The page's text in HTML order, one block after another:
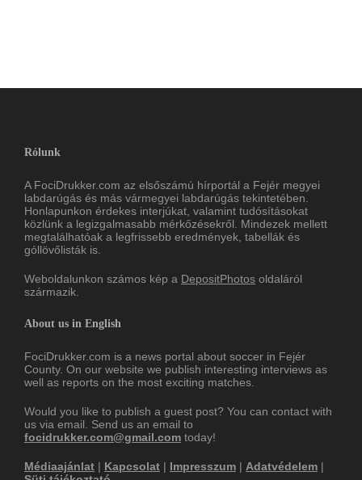
Rólunk
A FociDrukker.com az elsőszámú hírportál a Fejér megyei
labdarúgás és más vármegyei labdarúgás tekintetében.
Honlapunkon érdekes interjúkat, valamint tudósításokat
közlünk a legizgalmasabb mérkőzésekről. Mindezek mellett
megtalálhatóak a legfrissebb eredmények, tabellák és
góllövőlisták is.
Weboldalunkon számos kép a DepositPhotos oldaláról
származik.
About us in English
FociDrukker.com is a news portal about soccer in Fejér
County. On our website we publish interesting interviews as
well as reports on the most exciting matches.
Would you like to publish a guest post? You can contact with
us via email. Send us an email to
focidrukker.com@gmail.com today!
Médiaajánlat | Kapcsolat | Impresszum | Adatvédelem |